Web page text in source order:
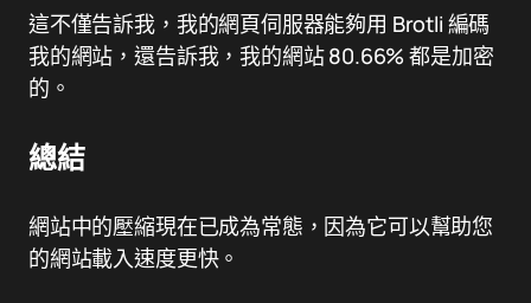
這不僅告訴我，我的網頁伺服器能夠用 Brotli 編碼
我的網站，還告訴我，我的網站 80.66% 都是加密
的。
總結
網站中的壓縮現在已成為常態，因為它可以幫助您
的網站載入速度更快。